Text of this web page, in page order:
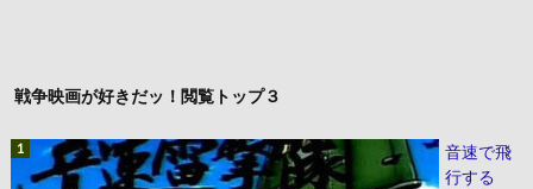
戦争映画が好きだッ！閲覧トップ３
音速で飛
行する